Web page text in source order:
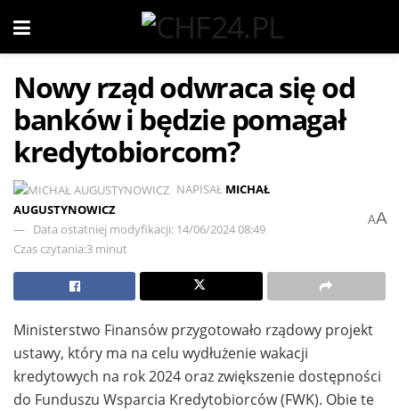
Nowy rząd odwraca się od
banków i będzie pomagał
kredytobiorcom?
NAPISAŁ MICHAŁ
AUGUSTYNOWICZ
Data ostatniej modyfikacji: 14/06/2024 08:49
Czas czytania:3 minut
AA
Ministerstwo Finansów przygotowało rządowy projekt
ustawy, który ma na celu wydłużenie wakacji
kredytowych na rok 2024 oraz zwiększenie dostępności
do Funduszu Wsparcia Kredytobiorców (FWK). Obie te